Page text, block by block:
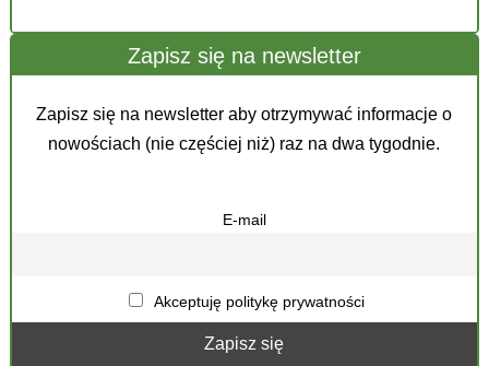
Zapisz się na newsletter
Zapisz się na newsletter aby otrzymywać informacje o
nowościach (nie częściej niż) raz na dwa tygodnie.
E-mail
Akceptuję politykę prywatności